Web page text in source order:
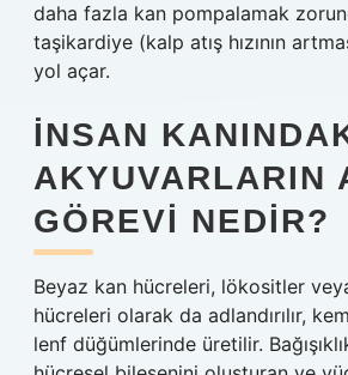
daha fazla kan pompalamak
taşikardiye (kalp atış hızının
yol açar.
İNSAN
AKYUVARLARIN
GÖREVI NEDIR?
Beyaz kan hücreleri, lökositler
hücreleri olarak da adlandırılır,
lenf düğümlerinde üretilir.